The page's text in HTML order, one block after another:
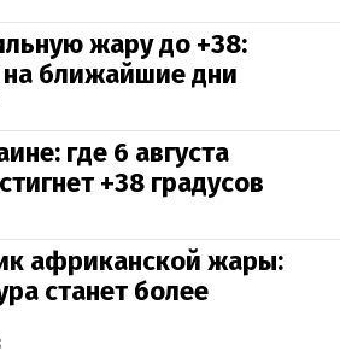
жару до +38:
на ближайшие дни
где 6 августа
+38 градусов
африканской жары:
станет более